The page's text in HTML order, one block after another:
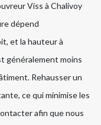
Viss à Chalivoy
dépend
et la hauteur à
généralement moins
Rehausser un
ce qui minimise les
afin que nous